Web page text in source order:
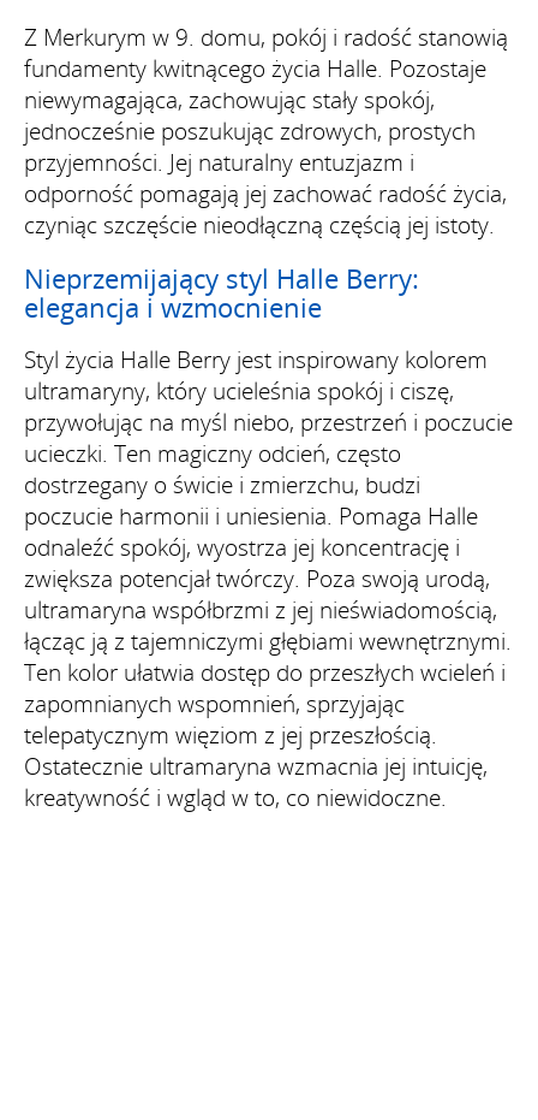
Z Merkurym w 9. domu, pokój i radość stanowią
fundamenty kwitnącego życia Halle. Pozostaje
niewymagająca, zachowując stały spokój,
jednocześnie poszukując zdrowych, prostych
przyjemności. Jej naturalny entuzjazm i
odporność pomagają jej zachować radość życia,
czyniąc szczęście nieodłączną częścią jej istoty.
Nieprzemijający styl Halle Berry:
elegancja i wzmocnienie
Styl życia Halle Berry jest inspirowany kolorem
ultramaryny, który ucieleśnia spokój i ciszę,
przywołując na myśl niebo, przestrzeń i poczucie
ucieczki. Ten magiczny odcień, często
dostrzegany o świcie i zmierzchu, budzi
poczucie harmonii i uniesienia. Pomaga Halle
odnaleźć spokój, wyostrza jej koncentrację i
zwiększa potencjał twórczy. Poza swoją urodą,
ultramaryna współbrzmi z jej nieświadomością,
łącząc ją z tajemniczymi głębiami wewnętrznymi.
Ten kolor ułatwia dostęp do przeszłych wcieleń i
zapomnianych wspomnień, sprzyjając
telepatycznym więziom z jej przeszłością.
Ostatecznie ultramaryna wzmacnia jej intuicję,
kreatywność i wgląd w to, co niewidoczne.